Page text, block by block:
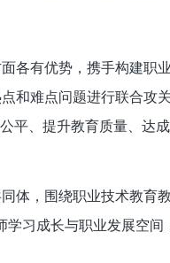
各有优势，携手构建职
和难点问题进行联合攻
平、提升教育质量、达成
体，围绕职业技术教育
习成长与职业发展空间